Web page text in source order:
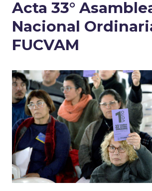
Acta 33°
Nacional
FUCVAM